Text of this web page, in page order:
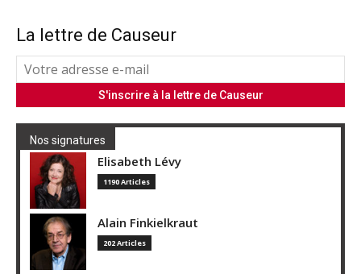
La lettre de Causeur
Nos signatures
Elisabeth Lévy
1190 Articles
Alain Finkielkraut
202 Articles